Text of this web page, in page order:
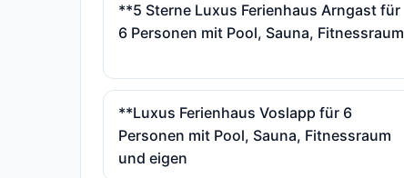
**5 Sterne Luxus Ferienhaus Arngast für
6 Personen mit Pool, Sauna, Fitnessraum
**Luxus Ferienhaus Voslapp für 6
Personen mit Pool, Sauna, Fitnessraum
und eigen